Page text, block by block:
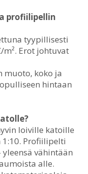
profiilipellin
tyypillisesti
Erot johtuvat
muoto, koko ja
hintaan
loiville katoille
Profiilipelti
vähintään
alle.